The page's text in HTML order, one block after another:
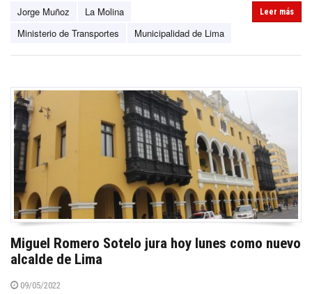
Jorge Muñoz
La Molina
Ministerio de Transportes
Municipalidad de Lima
Leer más
Miguel Romero Sotelo jura hoy lunes como nuevo
alcalde de Lima
09/05/2022